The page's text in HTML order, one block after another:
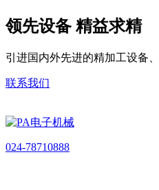
领先设备 精益求精
引进国内外先进的精加工设备
联系我们
024-78710888